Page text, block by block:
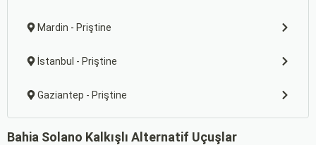
Mardin - Priştine
İstanbul - Priştine
Gaziantep - Priştine
Bahia Solano Kalkışlı Alternatif Uçuşlar